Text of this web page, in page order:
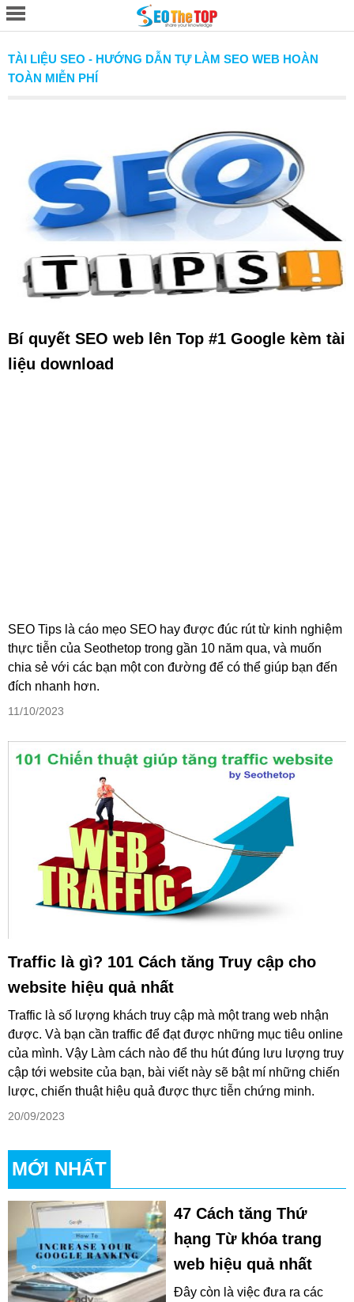
TÀI LIỆU SEO - HƯỚNG DẪN TỰ LÀM SEO WEB HOÀN
TOÀN MIỄN PHÍ
Bí quyết SEO web lên Top #1 Google kèm tài
liệu download
SEO Tips là cáo mẹo SEO hay được đúc rút từ kinh nghiệm
thực tiễn của Seothetop trong gần 10 năm qua, và muốn
chia sẻ với các bạn một con đường để có thể giúp bạn đến
đích nhanh hơn.
11/10/2023
Traffic là gì? 101 Cách tăng Truy cập cho
website hiệu quả nhất
Traffic là số lượng khách truy cập mà một trang web nhận
được. Và bạn cần traffic để đạt được những mục tiêu online
của mình. Vậy Làm cách nào để thu hút đúng lưu lượng truy
cập tới website của bạn, bài viết này sẽ bật mí những chiến
lược, chiến thuật hiệu quả được thực tiễn chứng minh.
20/09/2023
MỚI NHẤT
47 Cách tăng Thứ
hạng Từ khóa trang
web hiệu quả nhất
Đây còn là việc đưa ra các